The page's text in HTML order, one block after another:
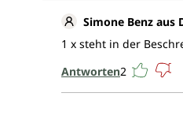
Simone Benz aus
1 x steht in der
Antworten2